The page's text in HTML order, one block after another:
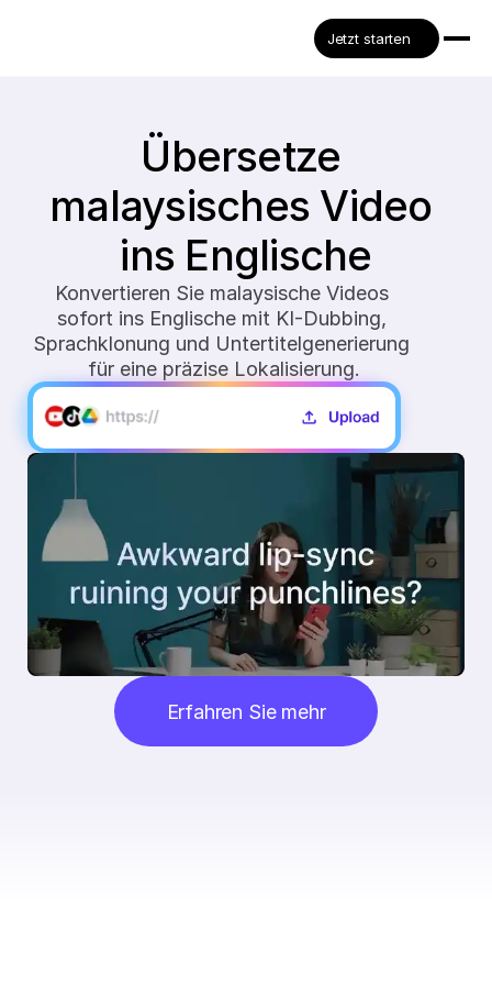
Jetzt starten
Übersetze
malaysisches Video
ins Englische
Konvertieren Sie malaysische Videos
sofort ins Englische mit KI-Dubbing,
Sprachklonung und Untertitelgenerierung
für eine präzise Lokalisierung.
Erfahren Sie mehr